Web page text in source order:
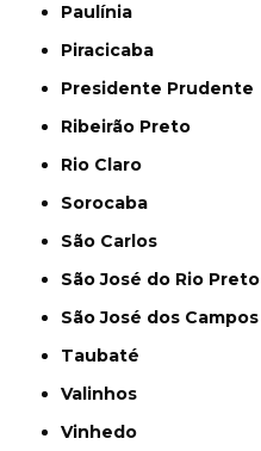
Paulínia
Piracicaba
Presidente Prudente
Ribeirão Preto
Rio Claro
Sorocaba
São Carlos
São José do Rio Preto
São José dos Campos
Taubaté
Valinhos
Vinhedo